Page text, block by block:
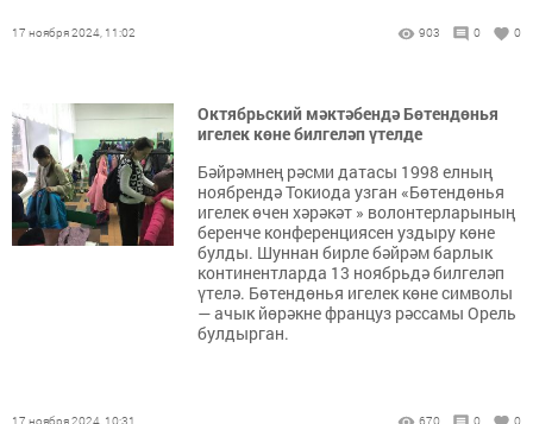
17 ноября 2024, 11:02 903 0 0
Октябрьский мәктәбендә Бөтендөнья
игелек көне билгеләп үтелде
Бәйрәмнең рәсми датасы 1998 елның
ноябрендә Токиода узган «Бөтендөнья
игелек өчен хәрәкәт » волонтерларының
беренче конференциясен уздыру көне
булды. Шуннан бирле бәйрәм барлык
континентларда 13 ноябрьдә билгеләп
үтелә. Бөтендөнья игелек көне символы
— ачык йөрәкне француз рәссамы Орель
булдырган.